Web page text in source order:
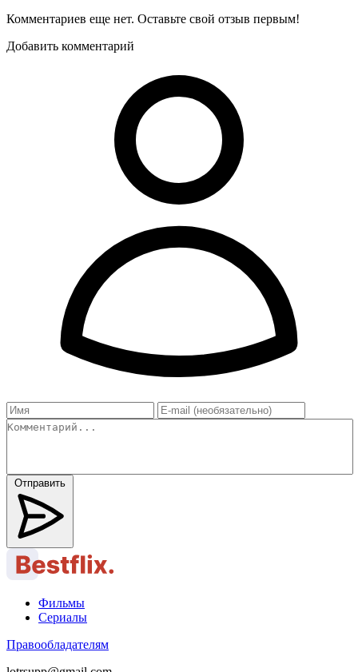
Комментариев еще нет. Оставьте свой отзыв первым!
Добавить комментарий
Отправить
Фильмы
Сериалы
Правообладателям